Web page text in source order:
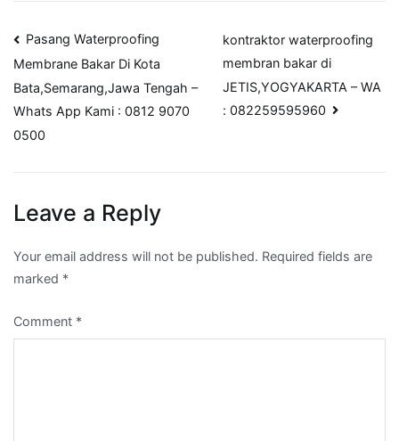
Post
navigation
Pasang Waterproofing
Membrane Bakar Di Kota
Bata,Semarang,Jawa Tengah –
Whats App Kami : 0812 9070
0500
kontraktor waterproofing
membran bakar di
JETIS,YOGYAKARTA – WA
: 082259595960
Leave a Reply
Your email address will not be published. Required fields are
marked *
Comment *